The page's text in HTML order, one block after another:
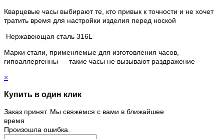
Кварцевые часы выбирают те, кто привык к точности и не хочет
тратить время для настройки изделия перед ноской
Нержавеющая сталь 316L
Марки стали, применяемые для изготовления часов,
гипоаллергенны — такие часы не вызывают раздражение
×
Купить в один клик
Заказ принят. Мы свяжемся с вами в ближайшее
время
Произошла ошибка.